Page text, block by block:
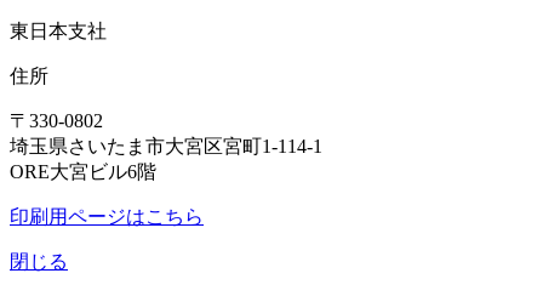
東日本支社
住所
〒330-0802
埼玉県さいたま市大宮区宮町1-114-1
ORE大宮ビル6階
印刷用ページはこちら
閉じる